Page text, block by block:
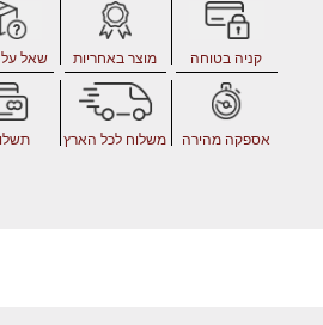
קניה בטוחה מוצר באחריות שאל על
אספקה מהירה משלוח לכל הארץ